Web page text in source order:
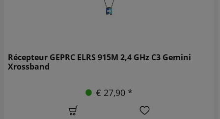
Récepteur GEPRC ELRS 915M 2,4 GHz C3 Gemini
Xrossband
€ 27,90 *